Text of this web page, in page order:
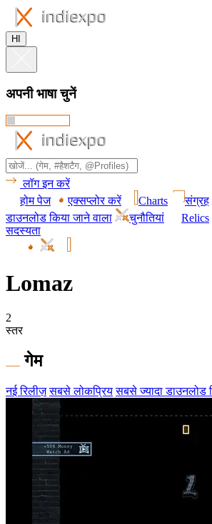
HI
अपनी भाषा चुनें
लॉग इन करें
होम पेज
एक्सप्लोर करें Charts संग्रह
डाउनलोड किया जाने वाला
चुनौतियां Relics
सदस्यता
Lomaz
2
स्तर
गेम
नई रिलीज़ सबसे लोकप्रिय सबसे ज्यादा डाउनलोड